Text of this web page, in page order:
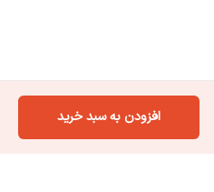
افزودن به سبد خرید